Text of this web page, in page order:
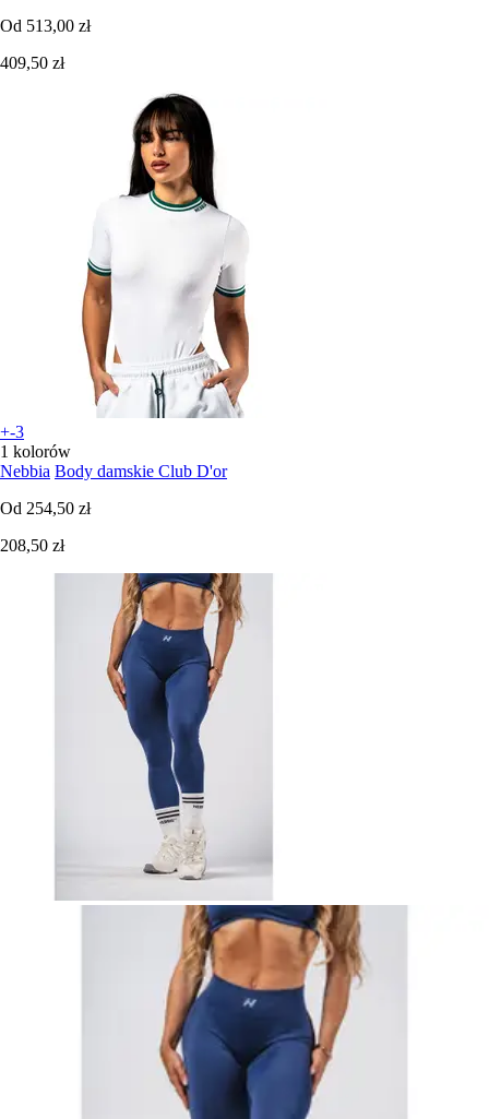
Od 513,00 zł
409,50 zł
+-3
1 kolorów
Nebbia Body damskie Club D'or
Od 254,50 zł
208,50 zł